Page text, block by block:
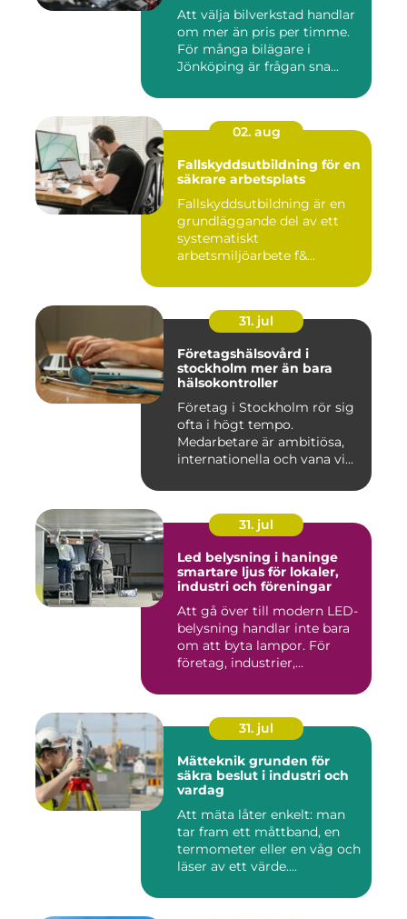
Att välja bilverkstad handlar
om mer än pris per timme.
För många bilägare i
Jönköping är frågan sna...
02. aug
Fallskyddsutbildning för en
säkrare arbetsplats
Fallskyddsutbildning är en
grundläggande del av ett
systematiskt
arbetsmiljöarbete f&...
31. jul
Företagshälsovård i
stockholm mer än bara
hälsokontroller
Företag i Stockholm rör sig
ofta i högt tempo.
Medarbetare är ambitiösa,
internationella och vana vi...
31. jul
Led belysning i haninge
smartare ljus för lokaler,
industri och föreningar
Att gå över till modern LED-
belysning handlar inte bara
om att byta lampor. För
företag, industrier,...
31. jul
Mätteknik grunden för
säkra beslut i industri och
vardag
Att mäta låter enkelt: man
tar fram ett måttband, en
termometer eller en våg och
läser av ett värde....